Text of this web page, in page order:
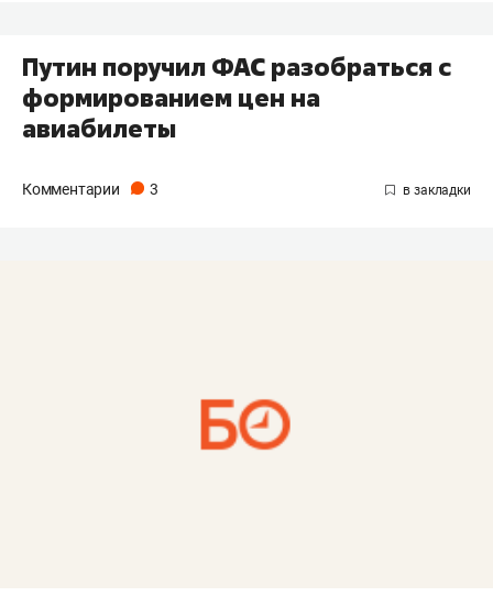
Путин поручил ФАС разобраться с
формированием цен на
авиабилеты
Комментарии 3